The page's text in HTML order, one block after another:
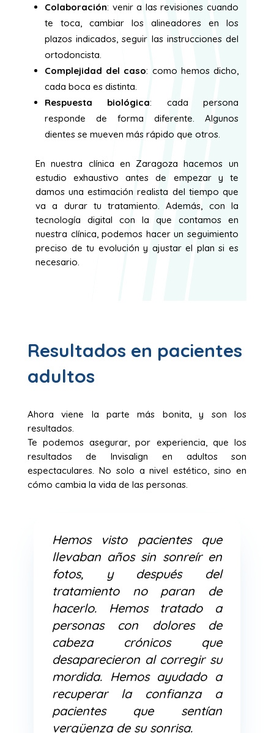
Colaboración: venir a las revisiones cuando
te toca, cambiar los alineadores en los
plazos indicados, seguir las instrucciones del
ortodoncista.
Complejidad del caso: como hemos dicho,
cada boca es distinta.
Respuesta biológica: cada persona
responde de forma diferente. Algunos
dientes se mueven más rápido que otros.
En nuestra clínica en Zaragoza hacemos un
estudio exhaustivo antes de empezar y te
damos una estimación realista del tiempo que
va a durar tu tratamiento. Además, con la
tecnología digital con la que contamos en
nuestra clínica, podemos hacer un seguimiento
preciso de tu evolución y ajustar el plan si es
necesario.
Resultados en pacientes
adultos
Ahora viene la parte más bonita, y son los
resultados.
Te podemos asegurar, por experiencia, que los
resultados de Invisalign en adultos son
espectaculares. No solo a nivel estético, sino en
cómo cambia la vida de las personas.
Hemos visto pacientes que
llevaban años sin sonreír en
fotos, y después del
tratamiento no paran de
hacerlo. Hemos tratado a
personas con dolores de
cabeza crónicos que
desaparecieron al corregir su
mordida. Hemos ayudado a
recuperar la confianza a
pacientes que sentían
vergüenza de su sonrisa.